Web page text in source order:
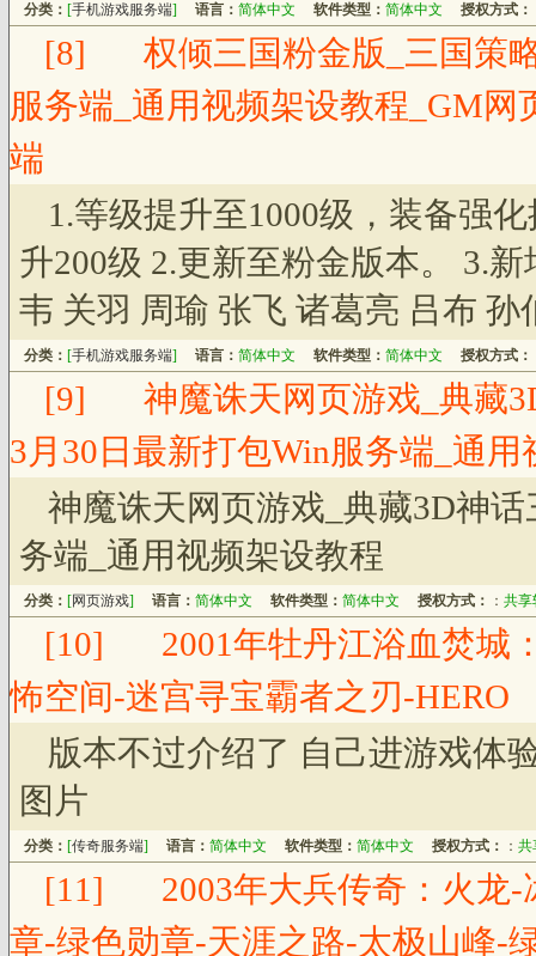
分类： [手机游戏服务端] 语言： 简体中文 软件类型： 简体中文 授权方式：
[8]
权倾三国粉金版_三国策
服务端_通用视频架设教程_GM
端
1.等级提升至1000级，装备强
升200级 2.更新至粉金版本。 3.
韦 关羽 周瑜 张飞 诸葛亮 吕布
分类： [手机游戏服务端] 语言： 简体中文 软件类型： 简体中文 授权方式：
[9]
神魔诛天网页游戏_典藏
3月30日最新打包Win服务端_通用
神魔诛天网页游戏_典藏3D神
务端_通用视频架设教程
分类： [网页游戏] 语言： 简体中文 软件类型： 简体中文 授权方式： ： 共享
[10]
2001年牡丹江浴血焚城
怖空间-迷宫寻宝霸者之刃-HERO
版本不过介绍了 自己进游戏体
图片
分类： [传奇服务端] 语言： 简体中文 软件类型： 简体中文 授权方式： ： 共
[11]
2003年大兵传奇：火龙
章-绿色勋章-天涯之路-太极山峰-